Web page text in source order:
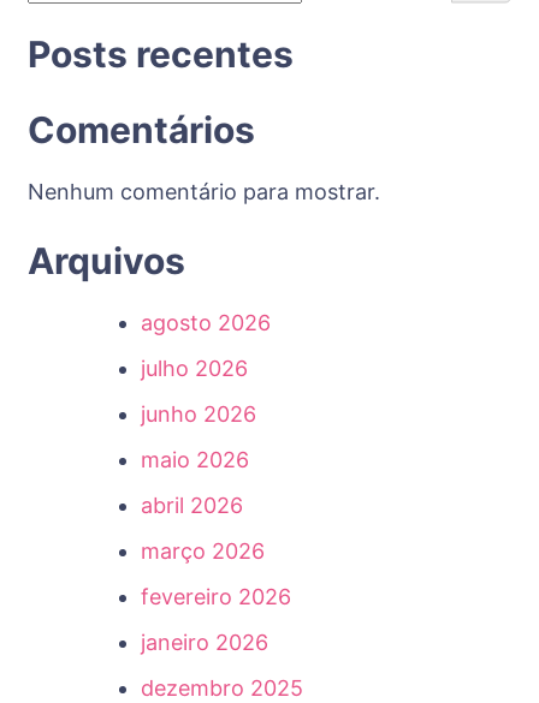
Posts recentes
Comentários
Nenhum comentário para mostrar.
Arquivos
agosto 2026
julho 2026
junho 2026
maio 2026
abril 2026
março 2026
fevereiro 2026
janeiro 2026
dezembro 2025